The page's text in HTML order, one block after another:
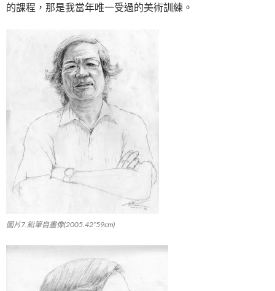
的課程，那是我當年唯一受過的美術訓練。
圖片7.鉛筆自畫像(2005.42*59cm)